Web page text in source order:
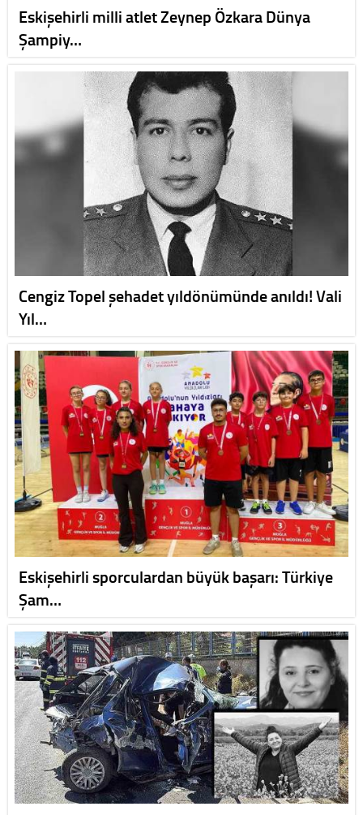
Eskişehirli milli atlet Zeynep Özkara Dünya
Şampiy…
Cengiz Topel şehadet yıldönümünde anıldı! Vali
Yıl…
Eskişehirli sporculardan büyük başarı: Türkiye
Şam…